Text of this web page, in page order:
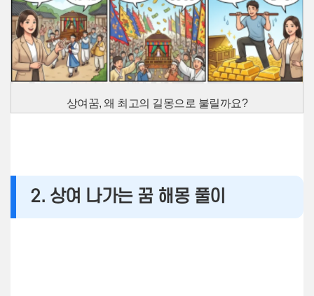
상여꿈, 왜 최고의 길몽으로 불릴까요?
2. 상여 나가는 꿈 해몽 풀이